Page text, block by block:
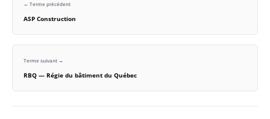
← Terme précédent
ASP Construction
Terme suivant →
RBQ — Régie du bâtiment du Québec